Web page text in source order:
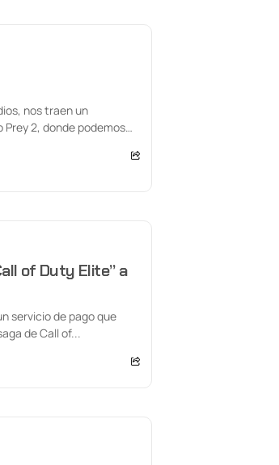
nos traen un
2, donde podemos
of Duty Elite” a
servicio de pago que
de Call of...